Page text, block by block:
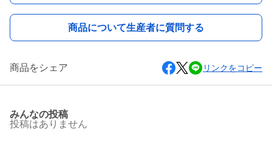
商品について生産者に質問する
商品をシェア リンクをコピー
みんなの投稿
投稿はありません